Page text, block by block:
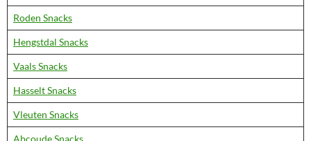
Roden Snacks
Hengstdal Snacks
Vaals Snacks
Hasselt Snacks
Vleuten Snacks
Abcoude Snacks